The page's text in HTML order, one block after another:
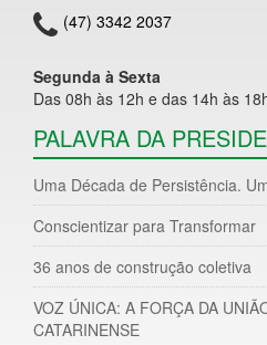
(47) 3342 2037
Segunda à Sexta
Das 08h às 12h e das 14h às
PALAVRA DA
Uma Década de Persistência.
Conscientizar para Transformar
36 anos de construção coletiva
VOZ ÚNICA: A FORÇA DA
CATARINENSE